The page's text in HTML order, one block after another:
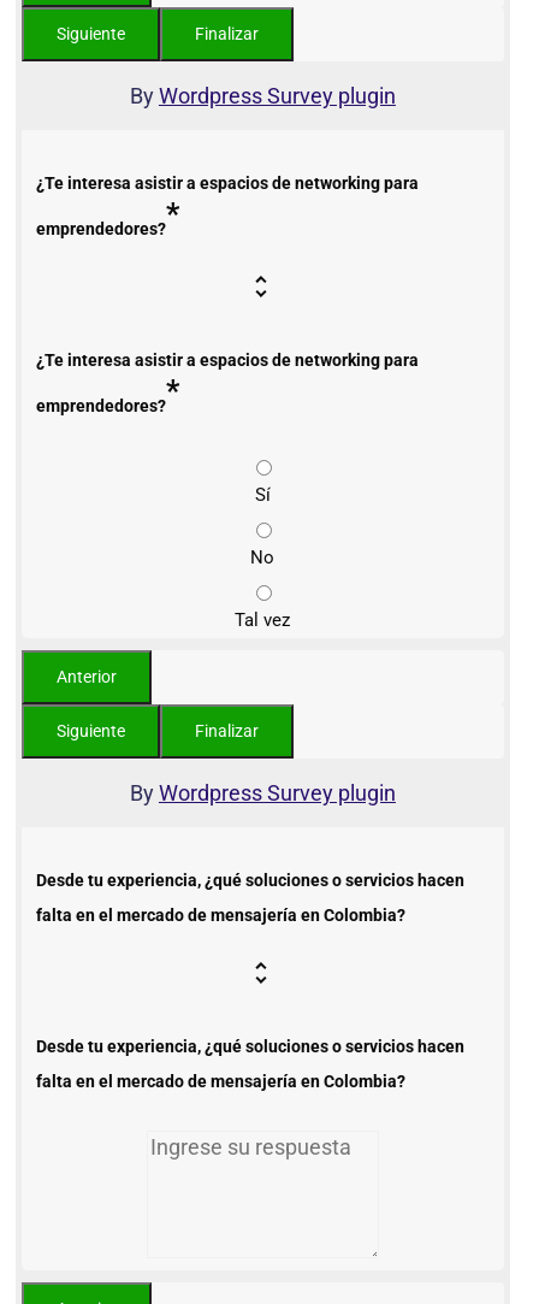
ByWordpress Survey plugin
¿Te interesa asistir a espacios de networking para
emprendedores?*
¿Te interesa asistir a espacios de networking para
emprendedores?*
Sí
No
Tal vez
ByWordpress Survey plugin
Desde tu experiencia, ¿qué soluciones o servicios hacen
falta en el mercado de mensajería en Colombia?
Desde tu experiencia, ¿qué soluciones o servicios hacen
falta en el mercado de mensajería en Colombia?